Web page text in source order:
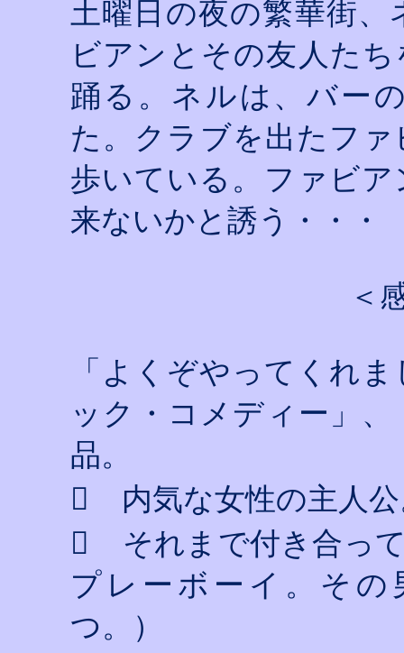
土曜日の夜の繁華街
ビアンとその友人た
踊る。ネルは、バー
た。クラブを出たフ
歩いている。ファビ
来ないかと誘う・・・
＜
「よくぞやってくれ
ック・コメディー」
品。

内気な女性の主人

それまで付き合っ
プレーボーイ。そ
つ。）